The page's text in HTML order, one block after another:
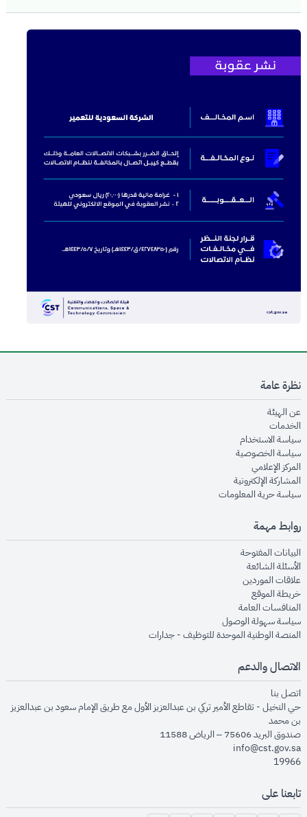
نظرة عامة
عن الهيئةopens in new window
الخدماتopens in new window
سياسة الاستخدام
سياسة الخصوصيةopens in new window
المركز الإعلاميopens in new window
المشاركة الإلكترونيةopens in new window
سياسة حرية المعلوماتopens in new window
روابط مهمة
البيانات المفتوحةopens in new window
الأسئلة الشائعةopens in new window
علاقات الموردينopens in new window
خريطة الموقعopens in new window
المنافسات العامةopens in new window
سياسة سهولة الوصولopens in new window
المنصة الوطنية الموحدة للتوظيف - جداراتopens in new window
الاتصال والدعم
اتصل بنا
حي النخيل - تقاطع الأمير تركي بن عبدالعزيز الأول مع طريق الإمام سعود بن عبدالعزيز
بن محمد
صندوق البريد 75606 – الرياض 11588
info@cst.gov.sa
19966
تابعنا على